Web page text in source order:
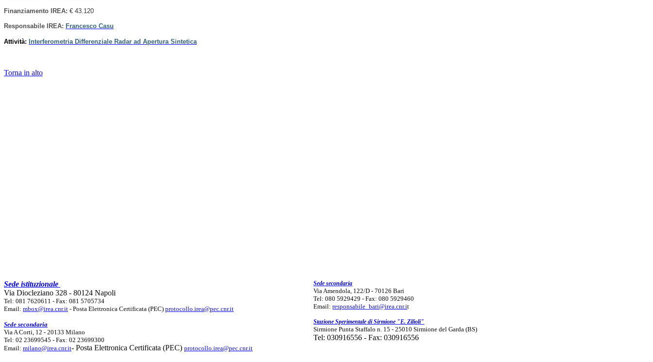
Finanziamento IREA: € 43.120
Responsabile IREA: Francesco Casu
Attività: Interferometria Differenziale Radar ad Apertura Sintetica
Torna in alto
Sede istituzionale
Via Diocleziano 328 - 80124 Napoli
Tel: 081 7620611 - Fax: 081 5705734
Email: mbox@irea.cnr.it - Posta Elettronica Certificata (PEC) protocollo.irea@pec.cnr.it
Sede secondaria
Via A Corti, 12 - 20133 Milano
Tel: 02 23699545 - Fax: 02 23699300
Email: milano@irea.cnr.it- Posta Elettronica Certificata (PEC) protocollo.irea@pec.cnr.it
Sede secondaria
Via Amendola, 122/D - 70126 Bari
Tel: 080 5929429 - Fax: 080 5929460
Email:responsabile_bari@irea.cnr.it
Stazione Sperimentale di Sirmione "E. Zilioli"
Sirmione Punta Staffalo n. 15 - 25010 Sirmione del Garda (BS)
Tel: 030916556 - Fax: 030916556